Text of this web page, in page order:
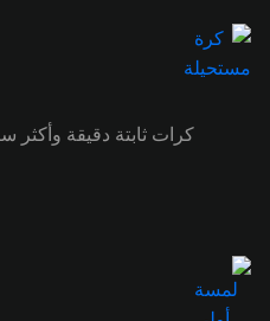
كرات ثابتة دقيقة